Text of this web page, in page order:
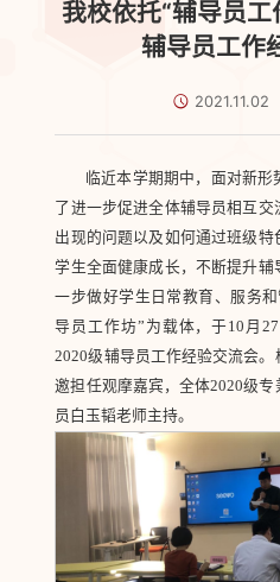
我校依托“辅导员
辅导员工作
2021.11.02
临近本学期期中，面对新
了进一步促进全体辅导员相互
出现的问题以及如何通过班级
学生全面健康成长，不断提升
一步做好学生日常教育、服务
导员工作坊”为载体，于10月
2020级辅导员工作经验交流会
邀担任观摩嘉宾，全体2020级
员白玉韬老师主持。